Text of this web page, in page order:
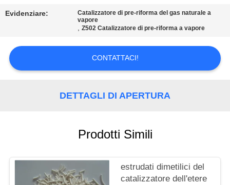
NOTIZIE
CASI
MAPPA
POLICY
Evidenziare:
Catalizzatore di pre-riforma del gas naturale a
vapore
,Z502 Catalizzatore di pre-riforma a vapore
CONTATTACI!
DETTAGLI DI APERTURA
Prodotti Simili
estrudati dimetilici del
catalizzatore dell'etere